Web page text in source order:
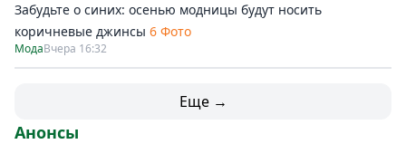
Забудьте о синих: осенью модницы будут носить
коричневые джинсы 6 Фото
МодаВчера 16:32
Еще →
Анонсы